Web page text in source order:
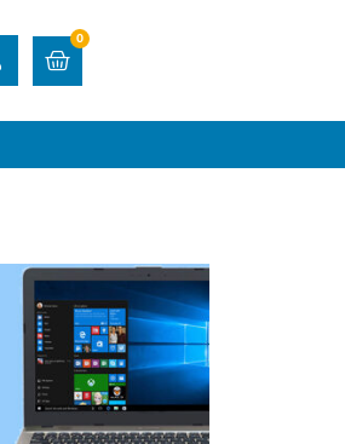
CÍMEK
FIÓKADATOK
ELFELEJTETT JELSZÓ
0